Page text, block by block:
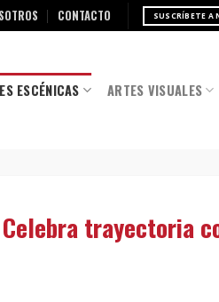
CONTACTO SUSCRÍBETE A
ESCÉNICAS ARTES VISUALES
trayectoria